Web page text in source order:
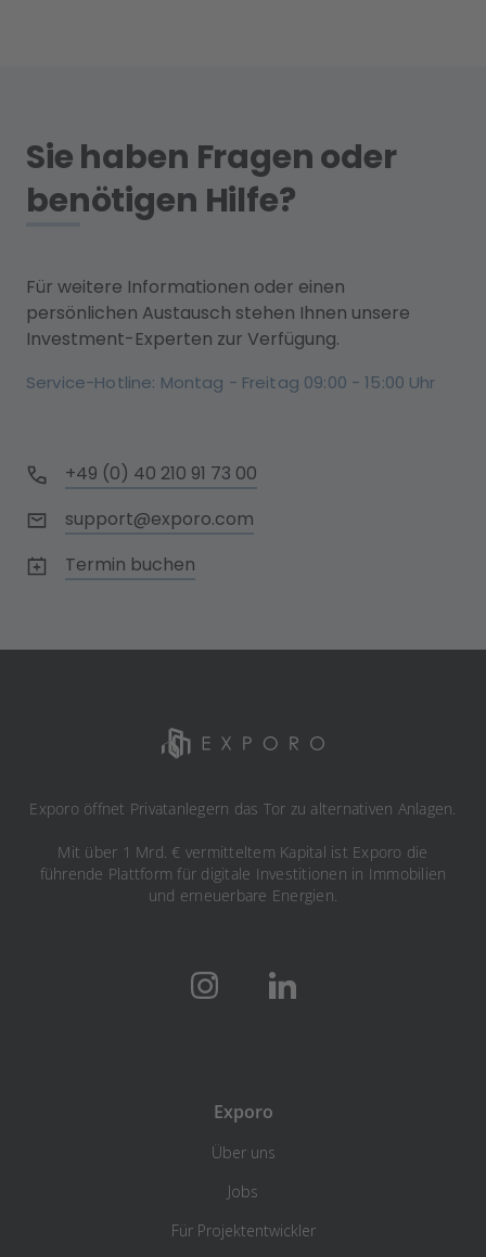
Sie haben Fragen oder
benötigen Hilfe?
Für weitere Informationen oder einen
persönlichen Austausch stehen Ihnen unsere
Investment-Experten zur Verfügung.
Service-Hotline: Montag - Freitag 09:00 - 15:00 Uhr
+49 (0) 40 210 91 73 00
support@exporo.com
Termin buchen
Exporo öffnet Privatanlegern das Tor zu alternativen Anlagen.
Mit über 1 Mrd. € vermitteltem Kapital ist Exporo die
führende Plattform für digitale Investitionen in Immobilien
und erneuerbare Energien.
Exporo
Über uns
Jobs
Für Projektentwickler